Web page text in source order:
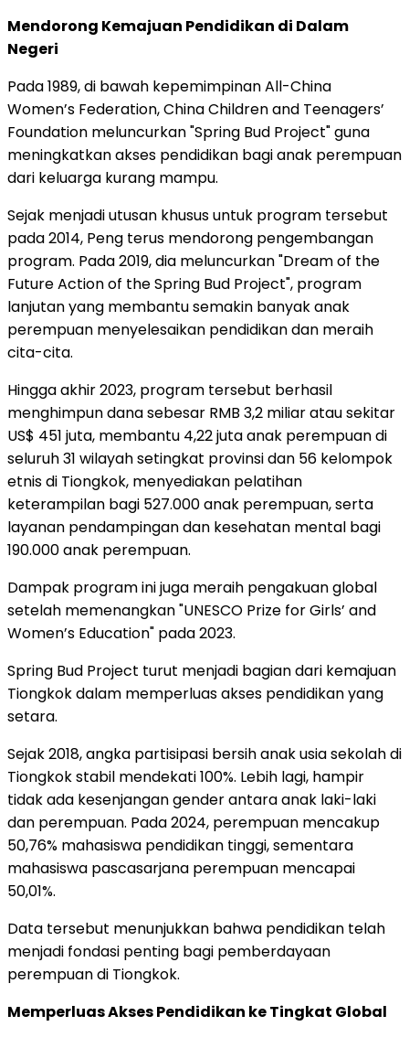
Mendorong Kemajuan Pendidikan di Dalam
Negeri
Pada 1989, di bawah kepemimpinan All-China
Women’s Federation, China Children and Teenagers’
Foundation meluncurkan "Spring Bud Project" guna
meningkatkan akses pendidikan bagi anak perempuan
dari keluarga kurang mampu.
Sejak menjadi utusan khusus untuk program tersebut
pada 2014, Peng terus mendorong pengembangan
program. Pada 2019, dia meluncurkan "Dream of the
Future Action of the Spring Bud Project", program
lanjutan yang membantu semakin banyak anak
perempuan menyelesaikan pendidikan dan meraih
cita-cita.
Hingga akhir 2023, program tersebut berhasil
menghimpun dana sebesar RMB 3,2 miliar atau sekitar
US$ 451 juta, membantu 4,22 juta anak perempuan di
seluruh 31 wilayah setingkat provinsi dan 56 kelompok
etnis di Tiongkok, menyediakan pelatihan
keterampilan bagi 527.000 anak perempuan, serta
layanan pendampingan dan kesehatan mental bagi
190.000 anak perempuan.
Dampak program ini juga meraih pengakuan global
setelah memenangkan "UNESCO Prize for Girls’ and
Women’s Education" pada 2023.
Spring Bud Project turut menjadi bagian dari kemajuan
Tiongkok dalam memperluas akses pendidikan yang
setara.
Sejak 2018, angka partisipasi bersih anak usia sekolah di
Tiongkok stabil mendekati 100%. Lebih lagi, hampir
tidak ada kesenjangan gender antara anak laki-laki
dan perempuan. Pada 2024, perempuan mencakup
50,76% mahasiswa pendidikan tinggi, sementara
mahasiswa pascasarjana perempuan mencapai
50,01%.
Data tersebut menunjukkan bahwa pendidikan telah
menjadi fondasi penting bagi pemberdayaan
perempuan di Tiongkok.
Memperluas Akses Pendidikan ke Tingkat Global